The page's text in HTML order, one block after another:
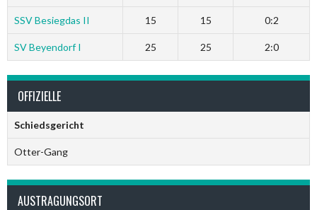
SSV Besiegdas II 15 15 0:2
SV Beyendorf I 25 25 2:0
OFFIZIELLE
Schiedsgericht
Otter-Gang
AUSTRAGUNGSORT